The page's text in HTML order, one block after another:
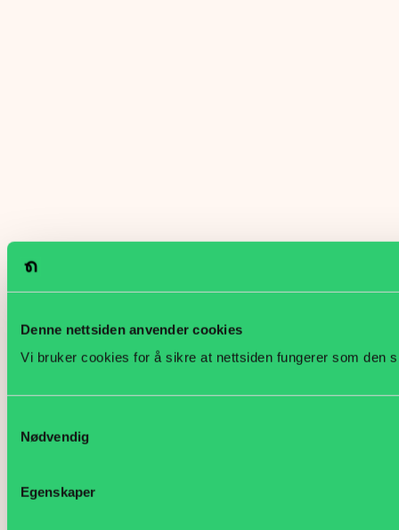
Denne nettsiden anvender cookies
Vi bruker cookies for å sikre at nettsiden fungerer som den
Nødvendig
Egenskaper